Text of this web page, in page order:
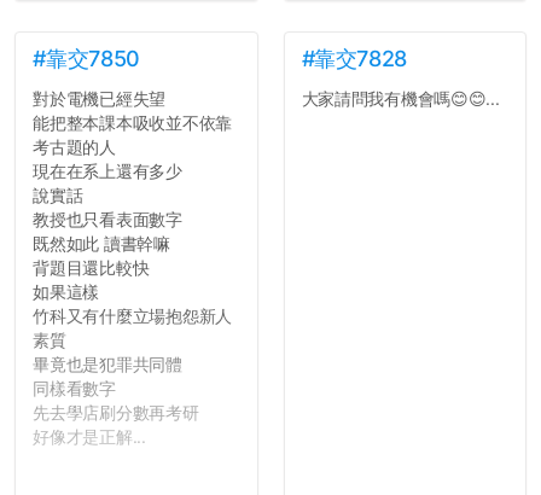
#靠交7850
對於電機已經失望
能把整本課本吸收並不依靠
考古題的人
現在在系上還有多少
說實話
教授也只看表面數字
既然如此 讀書幹嘛
背題目還比較快
如果這樣
竹科又有什麼立場抱怨新人
素質
畢竟也是犯罪共同體
同樣看數字
先去學店刷分數再考研
好像才是正解...
#靠交7828
大家請問我有機會嗎😊😊...